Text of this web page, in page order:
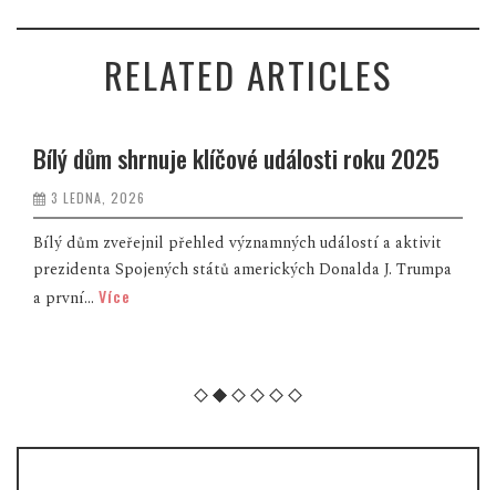
RELATED ARTICLES
Bílý dům shrnuje klíčové události roku 2025
3 LEDNA, 2026
Bílý dům zveřejnil přehled významných událostí a aktivit
prezidenta Spojených států amerických Donalda J. Trumpa
a první... Více